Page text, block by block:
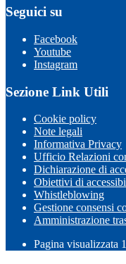
Seguici su
Facebook
Youtube
Instagram
Sezione Link Utili
Cookie policy
Note legali
Informativa Privacy
Ufficio Relazioni
Dichiarazione di
Obiettivi di
Whistleblowing
Gestione consensi
Amministrazione
Pagina visualizzata